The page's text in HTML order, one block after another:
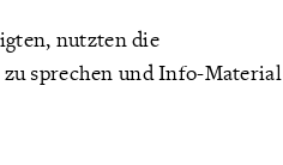
nutzten die
sprechen und Info-Material